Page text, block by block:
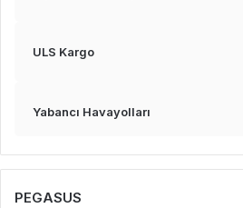
ULS Kargo
Yabancı Havayolları
PEGASUS